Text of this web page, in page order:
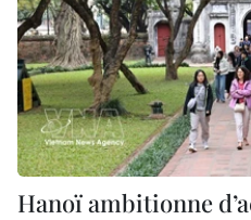
Hanoï ambitionne